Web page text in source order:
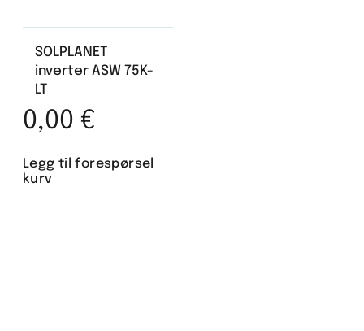
SOLPLANET
inverter ASW 75K-
LT
0,00 €
Legg til forespørsel
kurv